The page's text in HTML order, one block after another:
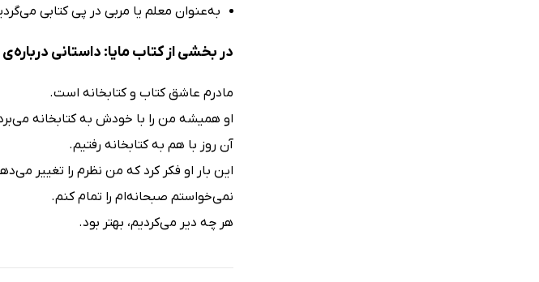
به‌عنوان معلم یا مربی در پی کتابی
در بخشی از کتاب مایا: داستانی
مادرم عاشق کتاب و کتابخانه است.
او همیشه من را با خودش به کتابخانه
آن روز با هم به کتابخانه رفتیم.
این بار او فکر کرد که من نظرم را تغییر
نمی‌خواستم صبحانه‌ام را تمام کنم.
هر چه دیر می‌کردیم، بهتر بود.